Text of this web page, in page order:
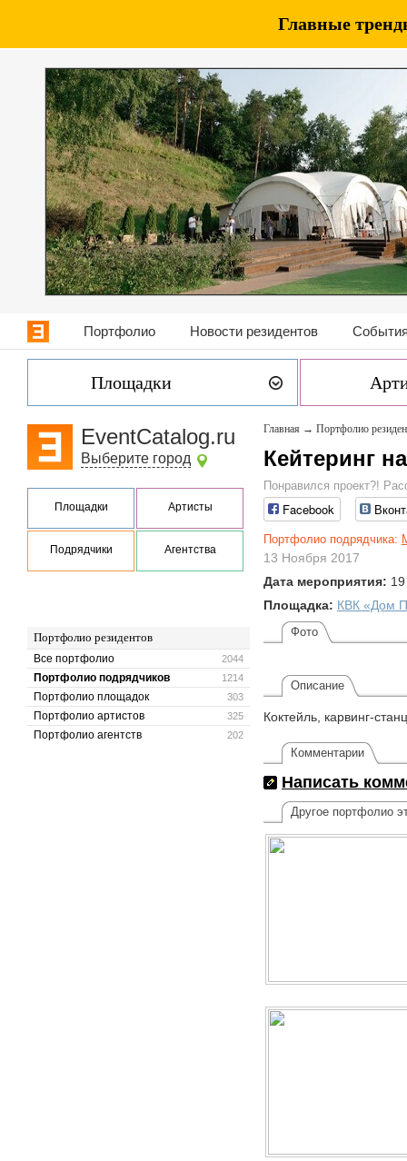
Главные
Портфолио Новости резидентов
Площадки
EventCatalog.ru
Выберите город
Площадки Артисты
Подрядчики Агентства
Портфолио резидентов
2044
Все портфолио
1214
Портфолио подрядчиков
303
Портфолио площадок
325
Портфолио артистов
202
Портфолио агентств
Главная → Портфолио
Кейтеринг
Понравился проект?!
Facebook
Портфолио подрядчика:
13 Ноября 2017
Дата мероприятия:
Площадка: КВК «Дом
Фото
Описание
Коктейль, карвинг-
Комментарии
Написать
Другое портфолио